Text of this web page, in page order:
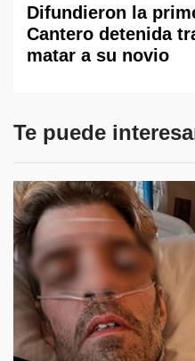
Difundieron la
Cantero detenida
matar a su novio
Te puede